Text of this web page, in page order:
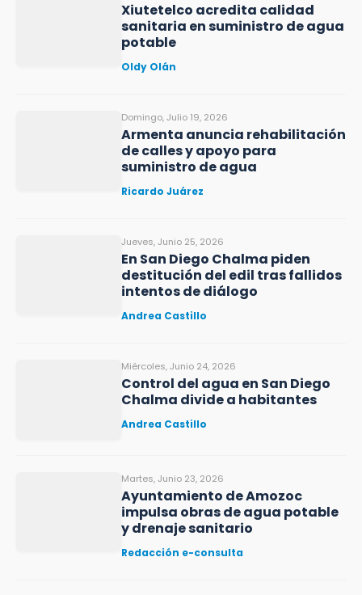
Xiutetelco acredita calidad
sanitaria en suministro de agua
potable
Oldy Olán
Domingo, Julio 19, 2026
Armenta anuncia rehabilitación
de calles y apoyo para
suministro de agua
Ricardo Juárez
Jueves, Junio 25, 2026
En San Diego Chalma piden
destitución del edil tras fallidos
intentos de diálogo
Andrea Castillo
Miércoles, Junio 24, 2026
Control del agua en San Diego
Chalma divide a habitantes
Andrea Castillo
Martes, Junio 23, 2026
Ayuntamiento de Amozoc
impulsa obras de agua potable
y drenaje sanitario
Redacción e-consulta